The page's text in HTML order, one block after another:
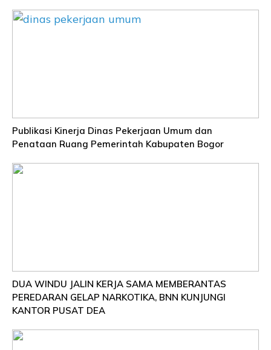
Publikasi Kinerja Dinas Pekerjaan Umum dan
Penataan Ruang Pemerintah Kabupaten Bogor
DUA WINDU JALIN KERJA SAMA MEMBERANTAS
PEREDARAN GELAP NARKOTIKA, BNN KUNJUNGI
KANTOR PUSAT DEA